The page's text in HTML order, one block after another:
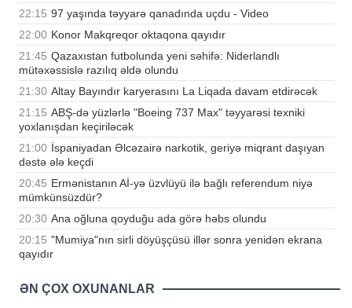
22:15 97 yaşında təyyarə qanadında uçdu - Video
22:00 Konor Makqreqor oktaqona qayıdır
21:45 Qazaxıstan futbolunda yeni səhifə: Niderlandlı
mütəxəssislə razılıq əldə olundu
21:30 Altay Bayındır karyerasını La Liqada davam etdirəcək
21:15 ABŞ-də yüzlərlə "Boeing 737 Max" təyyarəsi texniki
yoxlanışdan keçiriləcək
21:00 İspaniyadan Əlcəzairə narkotik, geriyə miqrant daşıyan
dəstə ələ keçdi
20:45 Ermənistanın Aİ-yə üzvlüyü ilə bağlı referendum niyə
mümkünsüzdür?
20:30 Ana oğluna qoyduğu ada görə həbs olundu
20:15 "Mumiya"nın sirli döyüşçüsü illər sonra yenidən ekrana
qayıdır
ƏN ÇOX OXUNANLAR